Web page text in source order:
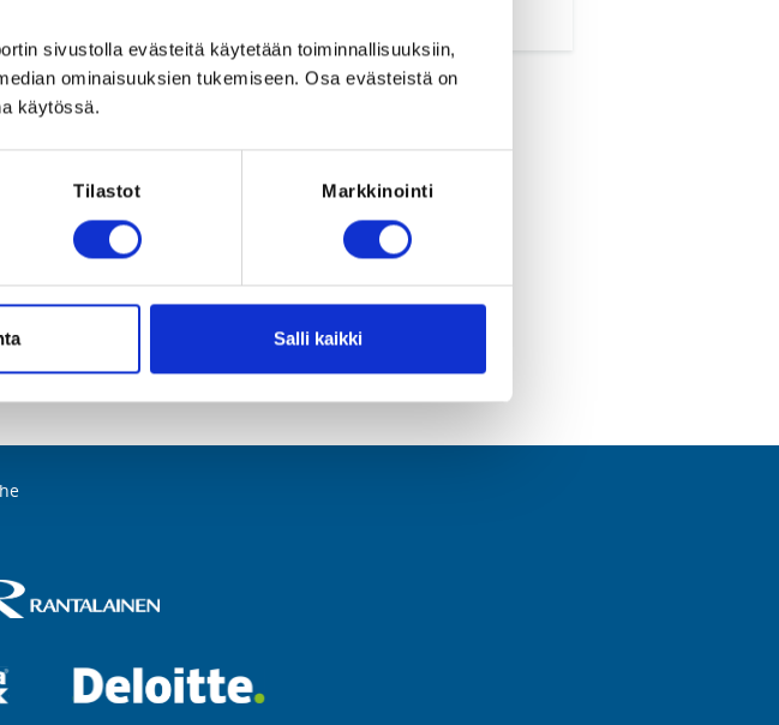
sivustolla evästeitä käytetään toiminnallisuuksiin,
ominaisuuksien tukemiseen. Osa evästeistä on
käytössä.
Tilastot Markkinointi
Salli kaikki
found
It may be that the clubs/operators of your
their services to Suomisport.
terms and try again.